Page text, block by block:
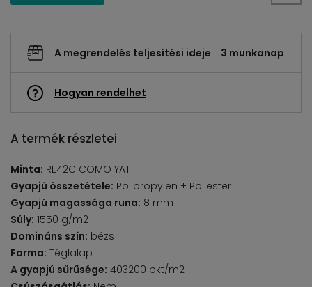
A megrendelés teljesítési ideje 3 munkanap
Hogyan rendelhet
A termék részletei
Minta: RE42C COMO YAT
Gyapjú összetétele: Polipropylen + Poliester
Gyapjú magassága runa: 8 mm
Súly: 1550 g/m2
Domináns szín: bézs
Forma: Téglalap
A gyapjú sűrűsége: 403200 pkt/m2